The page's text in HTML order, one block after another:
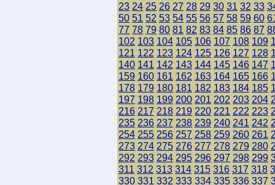
23 24 25 26 27 28 29 30 31 32 33
50 51 52 53 54 55 56 57 58 59 60
77 78 79 80 81 82 83 84 85 86 87
102 103 104 105 106 107 108 109
121 122 123 124 125 126 127 128
140 141 142 143 144 145 146 147
159 160 161 162 163 164 165 166
178 179 180 181 182 183 184 185
197 198 199 200 201 202 203 204
216 217 218 219 220 221 222 223
235 236 237 238 239 240 241 242
254 255 256 257 258 259 260 261
273 274 275 276 277 278 279 280
292 293 294 295 296 297 298 299
311 312 313 314 315 316 317 318
330 331 332 333 334 335 336 337